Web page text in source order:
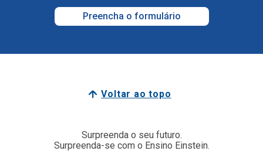
Preencha o formulário
Voltar ao topo
Surpreenda o seu futuro.
Surpreenda-se com o Ensino Einstein.